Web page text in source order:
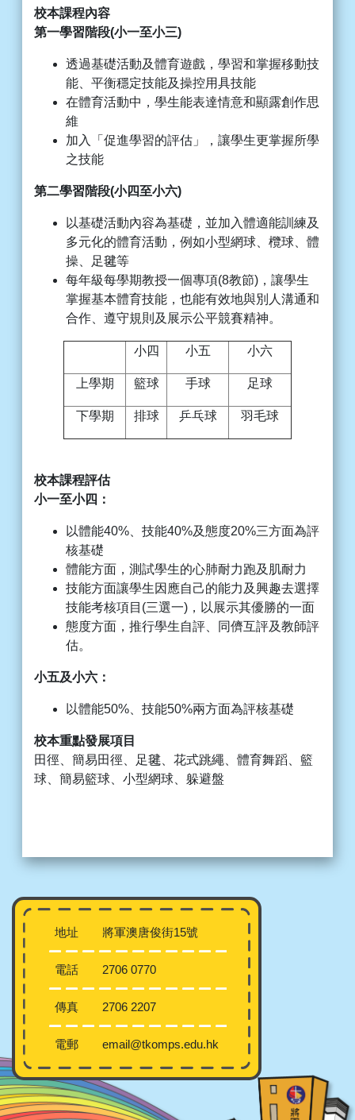
校本課程內容
第一學習階段(小一至小三)
透過基礎活動及體育遊戲，學習和掌握移動技
能、平衡穩定技能及操控用具技能
在體育活動中，學生能表達情意和顯露創作思
維
加入「促進學習的評估」，讓學生更掌握所學
之技能
第二學習階段(小四至小六)
以基礎活動內容為基礎，並加入體適能訓練及
多元化的體育活動，例如小型網球、欖球、體
操、足毽等
每年級每學期教授一個專項(8教節)，讓學生
掌握基本體育技能，也能有效地與別人溝通和
合作、遵守規則及展示公平競賽精神。
小四 小五 小六
上學期 籃球 手球 足球
下學期 排球 乒乓球 羽毛球
校本課程評估
小一至小四：
以體能40%、技能40%及態度20%三方面為評
核基礎
體能方面，測試學生的心肺耐力跑及肌耐力
技能方面讓學生因應自己的能力及興趣去選擇
技能考核項目(三選一)，以展示其優勝的一面
態度方面，推行學生自評、同儕互評及教師評
估。
小五及小六：
以體能50%、技能50%兩方面為評核基礎
校本重點發展項目
田徑、簡易田徑、足毽、花式跳繩、體育舞蹈、籃
球、簡易籃球、小型網球、躲避盤
地址 將軍澳唐俊街15號
電話 2706 0770
傳真 2706 2207
電郵 email@tkomps.edu.hk